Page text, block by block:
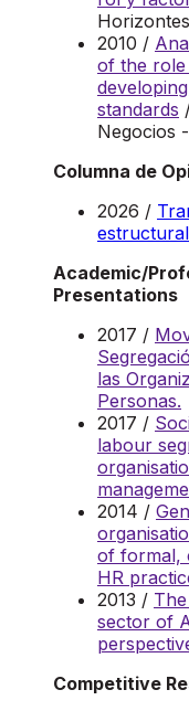
2010 /
of the role
standards
Negocios
Columna de
2026 /
Academic/
Presentations
2017 /
las
Personas.
2017 /
labour
2014 /
of formal,
HR
2013 /
sector of
Competitive